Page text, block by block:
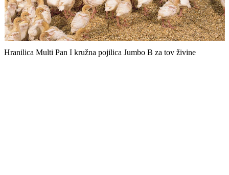
Hranilica Multi Pan I kružna pojilica Jumbo B za tov živine